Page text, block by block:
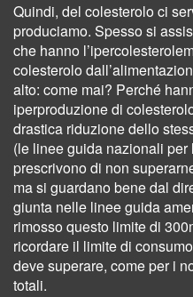
Quindi, del colesterolo ci
produciamo. Spesso si
che hanno
colesterolo
alto: come mai? Perché
iperproduzione di
drastica riduzione dello
(le linee guida nazionali
prescrivono di non
ma si guardano bene dal
giunta nelle linee guida
rimosso questo limite di
ricordare il limite di
deve superare, come per i
totali.